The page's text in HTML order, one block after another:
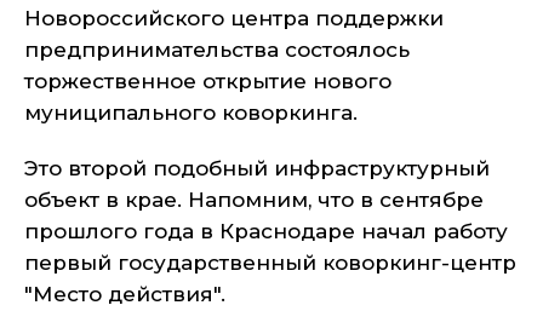
Новороссийского центра поддержки
предпринимательства состоялось
торжественное открытие нового
муниципального коворкинга.
Это второй подобный инфраструктурный
объект в крае. Напомним, что в сентябре
прошлого года в Краснодаре начал работу
первый государственный коворкинг-центр
"Место действия".